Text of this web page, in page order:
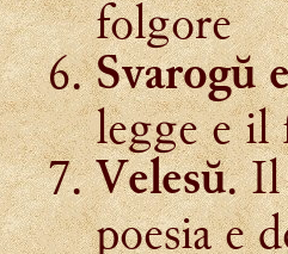
folgore
Svarogŭ
legge e il
Velesŭ. Il
poesia e